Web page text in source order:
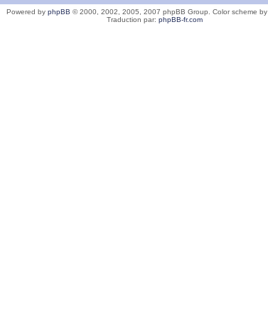
Powered by phpBB © 2000, 2002, 2005, 2007 phpBB Group. Color scheme by
Traduction par: phpBB-fr.com